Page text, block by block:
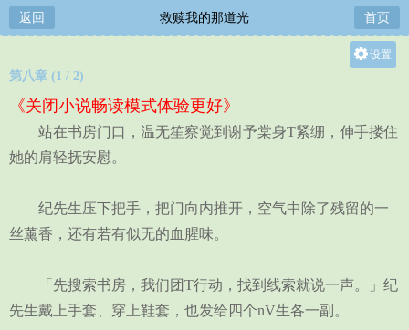
返回 救赎我的那道光 首页
设置
中
第八章 (1 / 2)
《关闭小说畅读模式体验更好》
站在书房门口，温无笙察觉到谢予棠身T紧绷，伸手搂住
她的肩轻抚安慰。
纪先生压下把手，把门向内推开，空气中除了残留的一
丝薰香，还有若有似无的血腥味。
「先搜索书房，我们团T行动，找到线索就说一声。」纪
先生戴上手套、穿上鞋套，也发给四个nV生各一副。